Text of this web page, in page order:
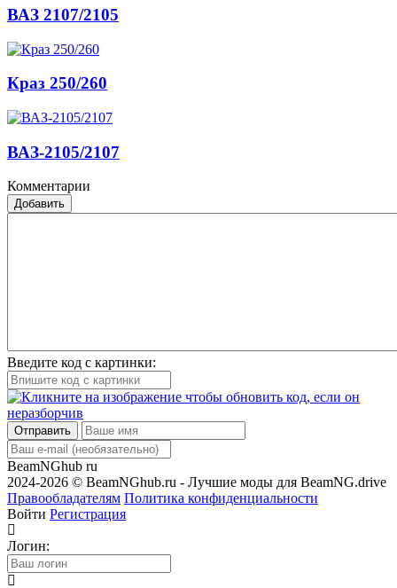
ВАЗ 2107/2105
Краз 250/260
ВАЗ-2105/2107
Комментарии
Добавить
Введите код с картинки:
Отправить
BeamNGhub ru
2024-2026 © BeamNGhub.ru - Лучшие моды для BeamNG.drive
Правообладателям Политика конфиденциальности
Войти Регистрация
Логин: